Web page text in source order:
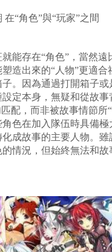
“角色”與“玩家”之間
能存在“角色”，當然遠
造出來的“人物”更適合
。因為通過打開箱子或
定本身，無疑和從故事
配，而非被故事情節所
色在加入隊伍時具備極
化成故事的主要人物。
情況，但始終無法和故